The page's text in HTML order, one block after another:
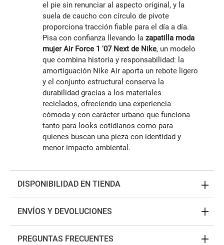
el pie sin renunciar al aspecto original, y la
suela de caucho con círculo de pivote
proporciona tracción fiable para el día a día.
Pisa con confianza llevando la zapatilla moda
mujer Air Force 1 '07 Next de Nike, un modelo
que combina historia y responsabilidad: la
amortiguación Nike Air aporta un rebote ligero
y el conjunto estructural conserva la
durabilidad gracias a los materiales
reciclados, ofreciendo una experiencia
cómoda y con carácter urbano que funciona
tanto para looks cotidianos como para
quienes buscan una pieza con identidad y
menor impacto ambiental.
DISPONIBILIDAD EN TIENDA
ENVÍOS Y DEVOLUCIONES
PREGUNTAS FRECUENTES